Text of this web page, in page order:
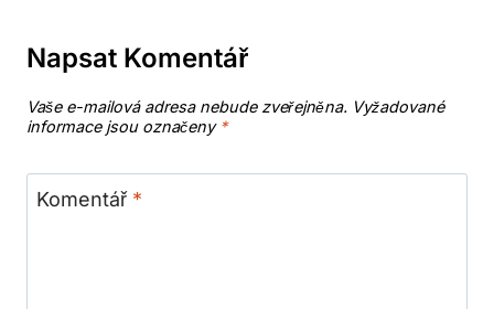
Napsat Komentář
Vaše e-mailová adresa nebude zveřejněna. Vyžadované
informace jsou označeny *
Komentář *